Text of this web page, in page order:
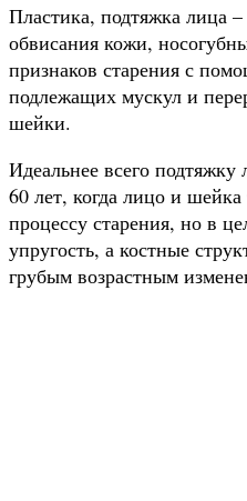
Пластика, подтяжка лица
обвисания кожи,
признаков старения с
подлежащих мускул и
шейки.
Идеальнее всего подтяжку
60 лет, когда лицо и шейка
процессу старения, но в
упругость, а костные
грубым возрастным